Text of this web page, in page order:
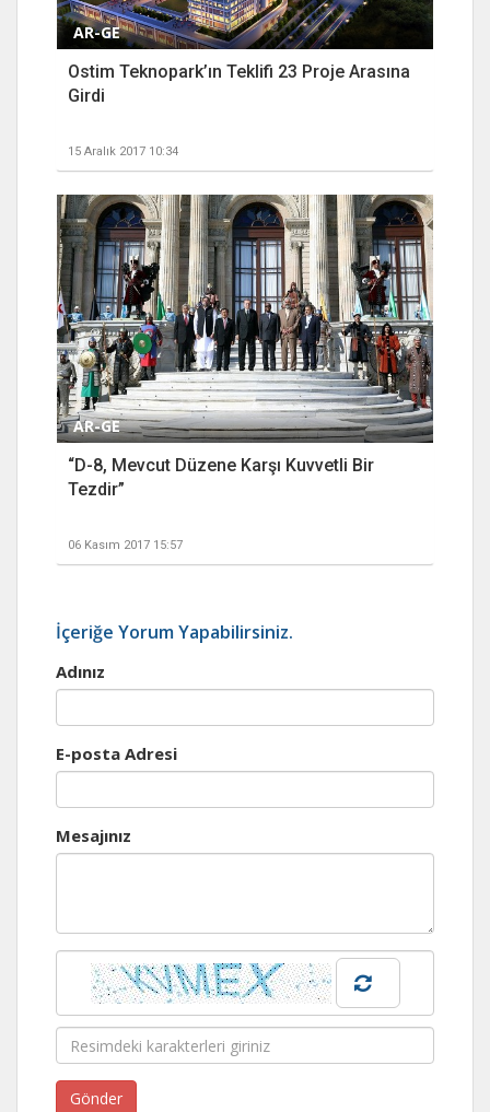
AR-GE
Ostim Teknopark’ın Teklifi 23 Proje Arasına
Girdi
15 Aralık 2017 10:34
AR-GE
“D-8, Mevcut Düzene Karşı Kuvvetli Bir
Tezdir”
06 Kasım 2017 15:57
İçeriğe Yorum Yapabilirsiniz.
Adınız
E-posta Adresi
Mesajınız